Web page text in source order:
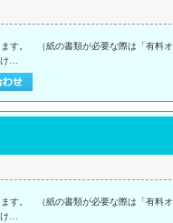
す。 （紙の書類が必要な際は「有料オ
…
す。 （紙の書類が必要な際は「有料オ
…